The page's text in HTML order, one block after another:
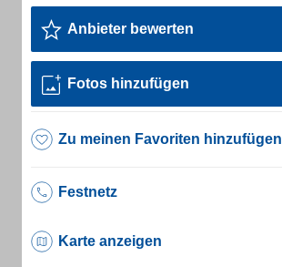
Anbieter bewerten
Fotos hinzufügen
Zu meinen Favoriten hinzufügen
Festnetz
Karte anzeigen